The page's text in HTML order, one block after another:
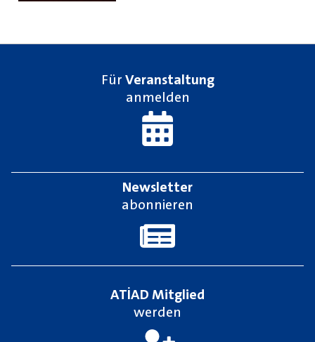
Für Veranstaltung
anmelden
Newsletter
abonnieren
ATİAD Mitglied
werden